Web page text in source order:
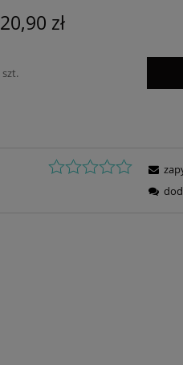
Cena nie zawiera
płatności
20,90 zł
szt.